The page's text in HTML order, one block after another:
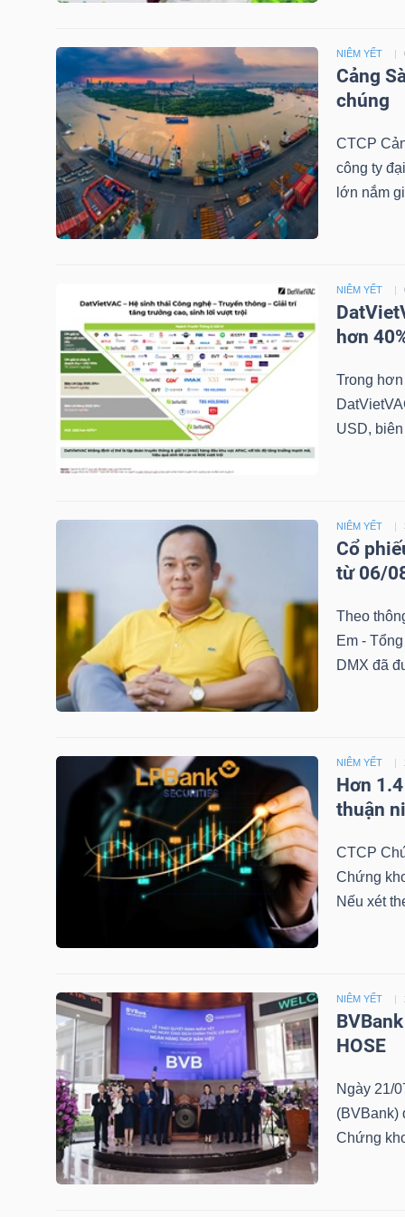
NIÊM YẾT
Cảng
chúng
CTCP
công ty
lớn nắm
NIÊM YẾT
hơn
Trong
USD,
NIÊM YẾT
Cổ
từ 06/
Theo
Em -
DMX đã
NIÊM YẾT
Hơn
thuận
CTCP
Chứng
Nếu xét
NIÊM YẾT
HOSE
Ngày 21/
(BVBank)
Chứng
DOANH
NGHIỆP
PHÁI
SINH
TRÁI
CÔNG
NĂNG
LƯỢNG